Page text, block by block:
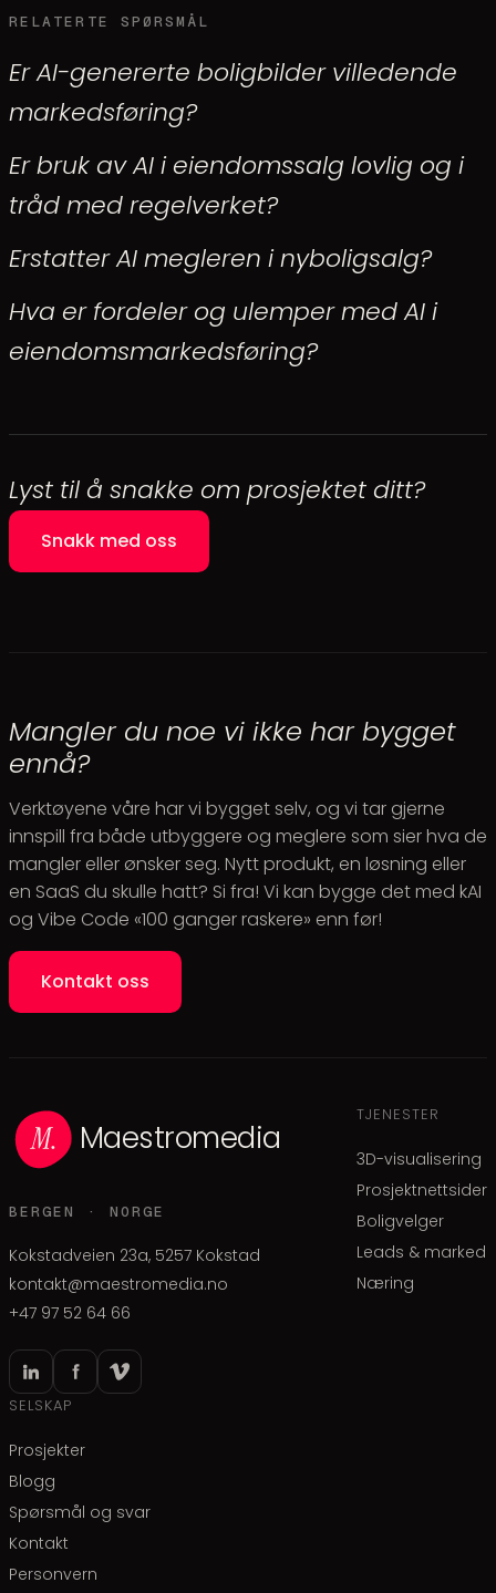
RELATERTE SPØRSMÅL
Er AI-genererte boligbilder villedende
markedsføring?
Er bruk av AI i eiendomssalg lovlig og i
tråd med regelverket?
Erstatter AI megleren i nyboligsalg?
Hva er fordeler og ulemper med AI i
eiendomsmarkedsføring?
Lyst til å snakke om prosjektet ditt?
Snakk med oss
Mangler du noe vi ikke har bygget
ennå?
Verktøyene våre har vi bygget selv, og vi tar gjerne
innspill fra både utbyggere og meglere som sier hva de
mangler eller ønsker seg. Nytt produkt, en løsning eller
en SaaS du skulle hatt? Si fra! Vi kan bygge det med kAI
og Vibe Code «100 ganger raskere» enn før!
Kontakt oss
Maestromedia
BERGEN · NORGE
Kokstadveien 23a, 5257 Kokstad
kontakt@maestromedia.no
+47 97 52 64 66
TJENESTER
3D-visualisering
Prosjektnettsider
Boligvelger
Leads & marked
Næring
SELSKAP
Prosjekter
Blogg
Spørsmål og svar
Kontakt
Personvern